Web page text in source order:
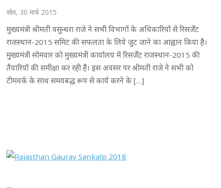
सोम, 30 मार्च 2015
मुख्यमंत्री श्रीमती वसुन्धरा राजे ने सभी विभागों के अधिकारियों से रिसर्जेंट
राजस्थान-2015 समिट की सफलता के लिये जुट जाने का आह्वान किया है।
मुख्यमंत्री सोमवार को मुख्यमंत्री कार्यालय में रिसर्जेंट राजस्थान-2015 की
तैयारियों की समीक्षा कर रही हैं। इस अवसर पर श्रीमती राजे ने सभी को
टीमवर्क के साथ समयबद्ध रूप से कार्य करने के […]